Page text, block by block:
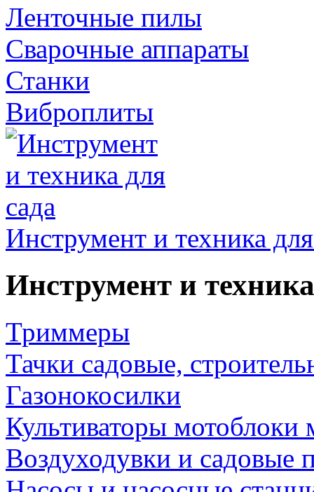
Ленточные пилы
Сварочные аппараты
Станки
Виброплиты
Инструмент и техника
Инструмент и
Триммеры
Тачки садовые,
Газонокосилки
Культиваторы мотоблоки
Воздуходувки и садовые